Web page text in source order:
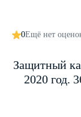
0Ещё нет
Защитный
2020 год.